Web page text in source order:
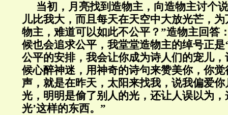
当初，月亮找到造物主，向造物主讨个
儿比我大，而且每天在天空中大放光芒，
物主，难道可以如此不公平？”造物主回答
候也会追求公平，我堂堂造物主的绰号正是
公平的安排，我会让你成为诗人们的宠儿
候心醉神迷，用神奇的诗句来赞美你，你
声，就是在昨天，太阳来找我，说我偏爱
光，明明是偷了别人的光，还让人误以为，
光’这样的东西。”